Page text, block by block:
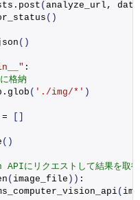
post ( analyze_url,
()
()
:
格納
glob ( './img/*' )
=
()
にリクエストして結果を取得
( image_file )) :
(